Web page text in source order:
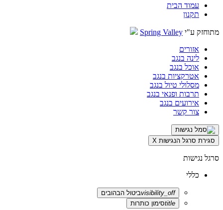
עמוד הבית
תקנון
מתוחזק ע"י Spring Valley
אזורים
לינה בנגב
אוכל בנגב
אטרקציות בנגב
מסלולי טיול בנגב
תרבות ופנאי בנגב
אירועים בנגב
צור קשר
סגירת סרגל הנגישות X
סרגל נגישות
כללי
visibility_offביטול הבהובים
titleסימון כותרות